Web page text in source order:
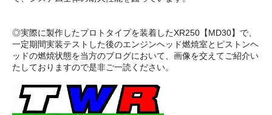
◎実際に製作したプロトタイプを装着したXR250【MD30】で、
一定期間実装テストした後のエンジンヘッド燃焼室とピストンヘ
ッドの燃焼状態を当方のブログにおいて、画像を交えてご紹介い
たしておりますので是非ご一読ください。